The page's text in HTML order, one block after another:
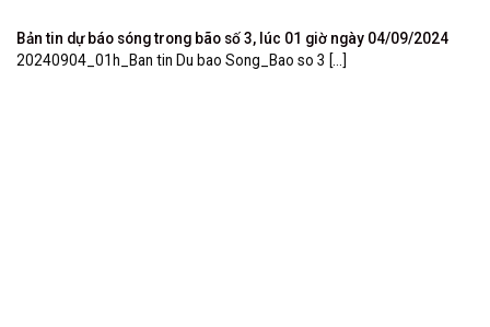
Bản tin dự báo sóng trong bão số 3, lúc 01 giờ ngày 04/09/2024
20240904_01h_Ban tin Du bao Song_Bao so 3 [...]